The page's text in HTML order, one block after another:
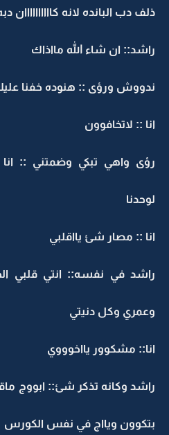
ذلف دب البانده لانه كاااااااااان
راشد:: ان شاء الله مااذاك
ندووش ورؤى :: هنوده خفنا
انا :: لاتخافوون
رؤى واهي تبكي وضمتني ::
لوحدنا
انا :: مصار شئ يااقلبي
راشد في نفسه:: انتي قلبي
وعمري وكل دنيتي
انا:: مشكوور يااخوووي
راشد وكانه تذكر شئ:: ابووج
بتكوون ويااج في نفس الكورس